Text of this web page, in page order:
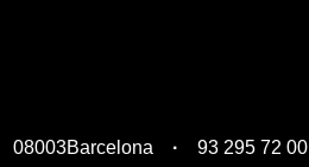
08003Barcelona 93 295 72 00